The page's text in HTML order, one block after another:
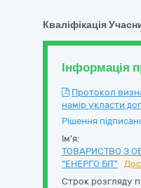
Кваліфікація
Інформація
Протокол
намір укласти
Рішення
Ім'я:
ТОВАРИСТВО З
"ЕНЕРГО БIТ"
Строк розгляду